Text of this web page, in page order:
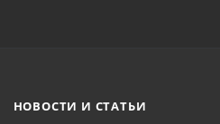
НОВОСТИ И СТАТЬИ